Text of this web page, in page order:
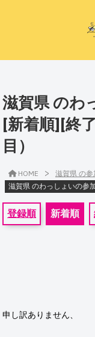
滋賀県 のわ
[新着順][終
目）
HOME > 滋賀県 の参
滋賀県 のわっしょいの参
登録順 新着順
申し訳ありません、